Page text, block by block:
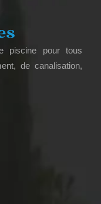
piscine pour tous
de canalisation,